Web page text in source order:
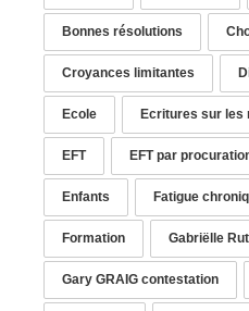
Bonnes résolutions
Croyances limitantes
Ecole Ecritures sur les
EFT EFT par
Enfants Fatigue
Formation Gabriëlle
Gary GRAIG contestation